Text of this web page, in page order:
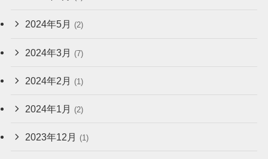
2024年5月 (2)
2024年3月 (7)
2024年2月 (1)
2024年1月 (2)
2023年12月 (1)